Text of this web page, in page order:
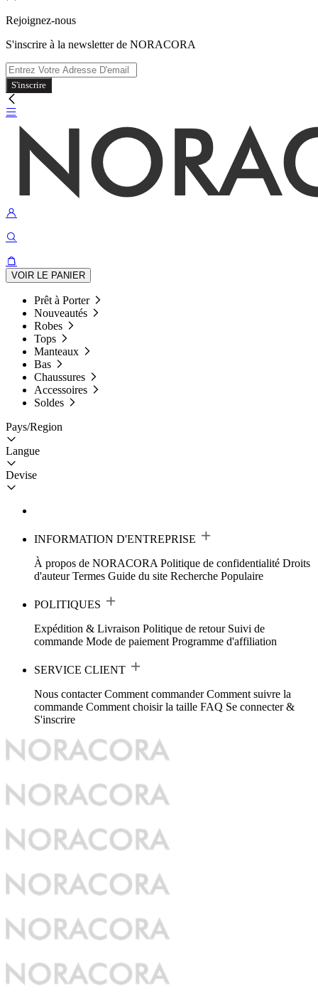
Rejoignez-nous
S'inscrire à la newsletter de NORACORA
S'inscrire
VOIR LE PANIER
Prêt à Porter
Nouveautés
Robes
Tops
Manteaux
Bas
Chaussures
Accessoires
Soldes
Pays/Region
Langue
Devise
INFORMATION D'ENTREPRISE
À propos de NORACORA Politique de confidentialité Droits
d'auteur Termes Guide du site Recherche Populaire
POLITIQUES
Expédition & Livraison Politique de retour Suivi de
commande Mode de paiement Programme d'affiliation
SERVICE CLIENT
Nous contacter Comment commander Comment suivre la
commande Comment choisir la taille FAQ Se connecter &
S'inscrire